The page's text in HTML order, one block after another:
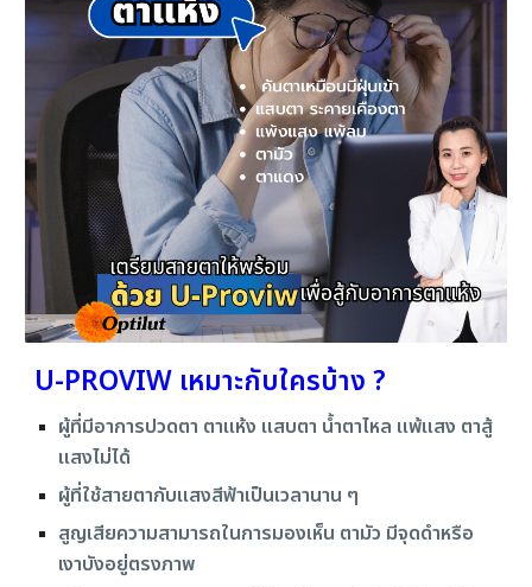
U-PROVIW เหมาะกับใครบ้าง ?
ผู้ที่มีอาการปวดตา ตาแห้ง แสบตา น้ำตาไหล แพ้แสง ตาสู้
แสงไม่ได้
ผู้ที่ใช้สายตากับแสงสีฟ้าเป็นเวลานาน ๆ
สูญเสียความสามารถในการมองเห็น ตามัว มีจุดดำหรือ
เงาบังอยู่ตรงภาพ